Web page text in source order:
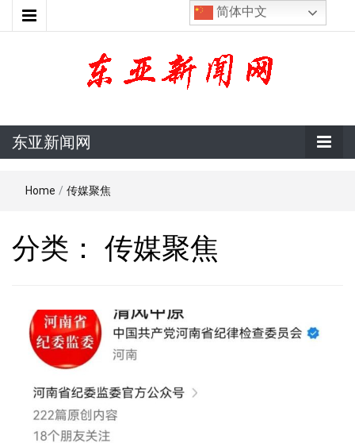
东亚新闻网
东亚新闻网
Home / 传媒聚焦
分类： 传媒聚焦
简体中文